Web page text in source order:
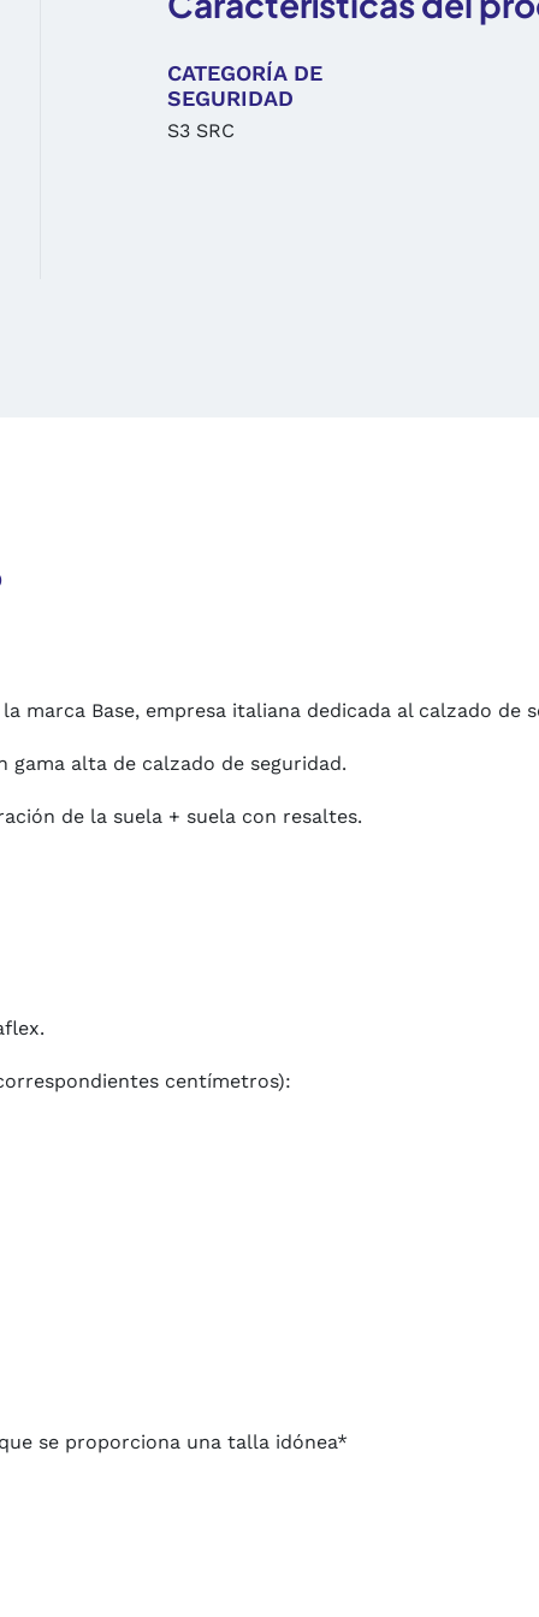
CATEGORÍA DE
SEGURIDAD
S3 SRC
marca Base, empresa italiana dedicada al calzado de
gama alta de calzado de seguridad.
de la suela + suela con resaltes.
centímetros):
se proporciona una talla idónea*